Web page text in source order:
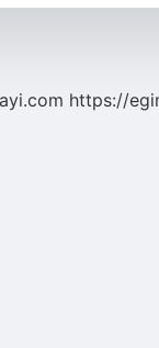
https://